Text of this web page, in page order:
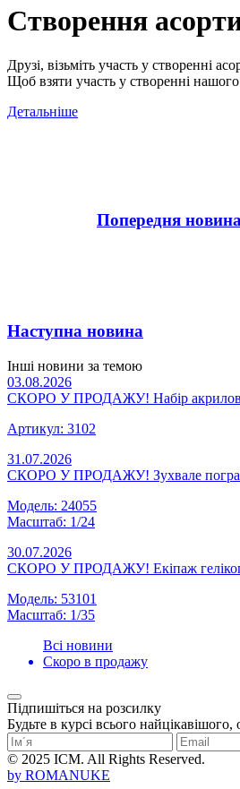
Створення
Друзі, візьміть участь у створенні
Щоб взяти участь у створенні
Детальніше
Попередня
Наступна новина
Інші новини за темою
03.08.2026
СКОРО У ПРОДАЖУ! Набір
Артикул: 3102
31.07.2026
СКОРО У ПРОДАЖУ! Зухвале
Модель: 24055
Масштаб: 1/24
30.07.2026
СКОРО У ПРОДАЖУ! Екіпаж
Модель: 53101
Масштаб: 1/35
Всі новини
Скоро в продажу
Підпишіться на розсилку
Будьте в курсі всього
© 2025 ICM. All Rights Reserved.
by ROMANUKE